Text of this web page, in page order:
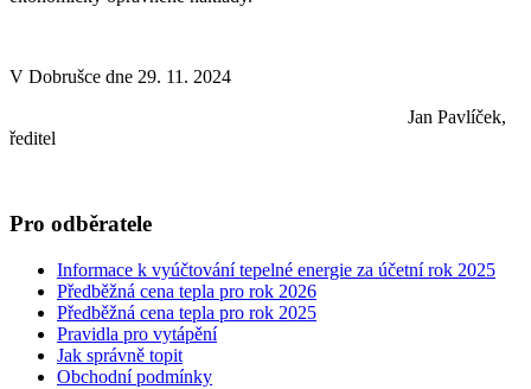
V Dobrušce dne 29. 11. 2024
Jan Pavlíček,
ředitel
Pro odběratele
Informace k vyúčtování tepelné energie za účetní rok 2025
Předběžná cena tepla pro rok 2026
Předběžná cena tepla pro rok 2025
Pravidla pro vytápění
Jak správně topit
Obchodní podmínky